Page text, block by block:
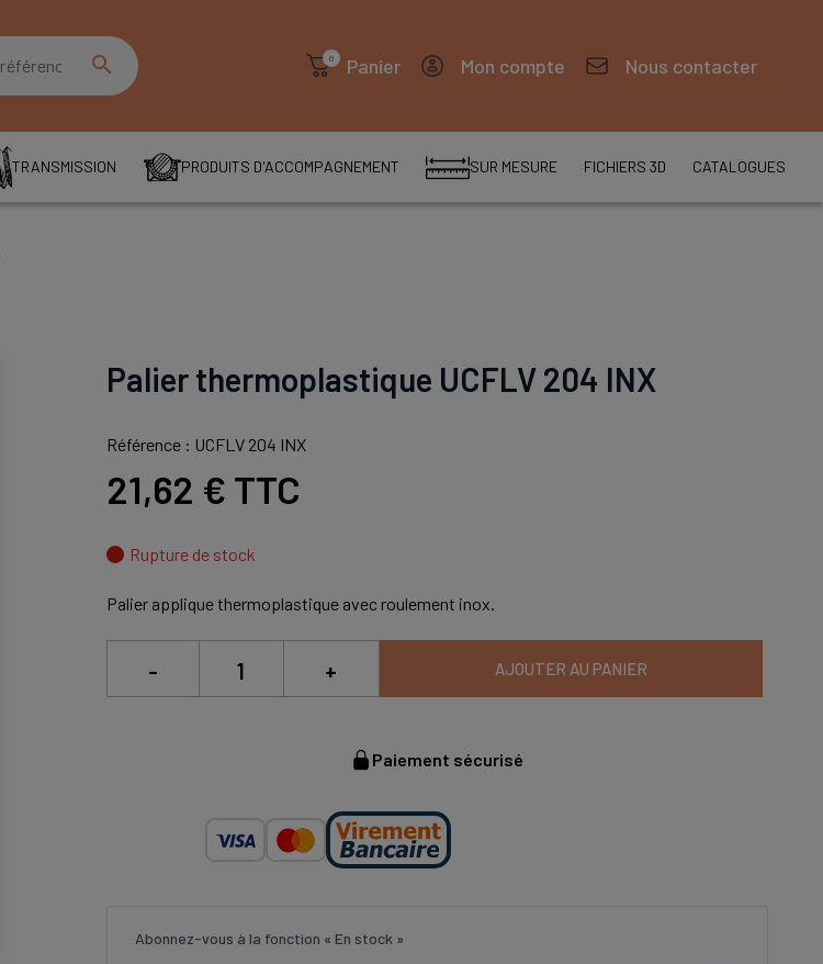
search 0 Panier Mon compte Nous contacter
TRANSMISSION PRODUITS D'ACCOMPAGNEMENT SUR MESURE FICHIERS 3D CATALOGUES
Palier thermoplastique UCFLV 204 INX
Référence : UCFLV 204 INX
21,62 € TTC
Rupture de stock
Palier applique thermoplastique avec roulement inox.
- + AJOUTER AU PANIER
Paiement sécurisé
Abonnez-vous à la fonction « En stock »